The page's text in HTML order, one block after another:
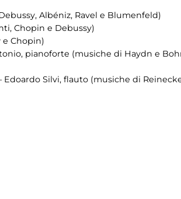
Albéniz, Ravel e Blumenfeld)
Chopin e Debussy)
e Chopin)
pianoforte (musiche di Haydn e
Edoardo Silvi, flauto (musiche di